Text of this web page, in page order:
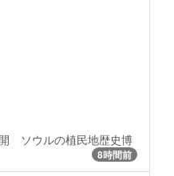
ソウルの植民地歴史博
8時間前